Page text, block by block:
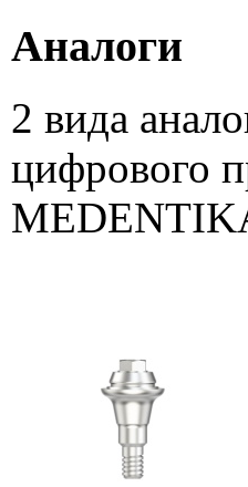
Аналоги
2 вида
цифрового